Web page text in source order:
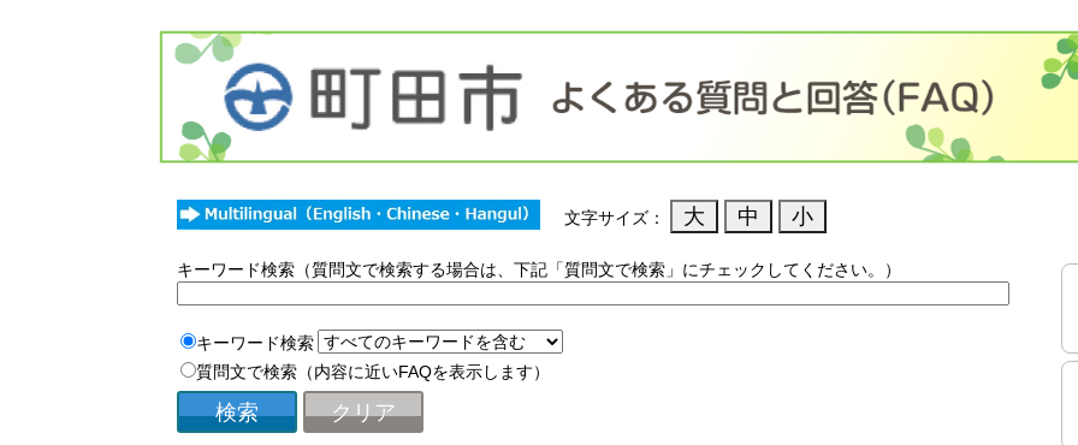
文字サイズ：
キーワード検索（質問文で検索する場合は、下記「質問文で検索」にチェックしてください。）
キーワード検索
質問文で検索（内容に近いFAQを表示します）